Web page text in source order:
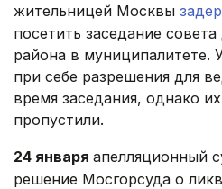
жительницей Москвы
посетить заседание
района в муниципалитете.
при себе разрешения для
время заседания, однако
пропустили.
24 января апелляционный
решение Мосгорсуда о